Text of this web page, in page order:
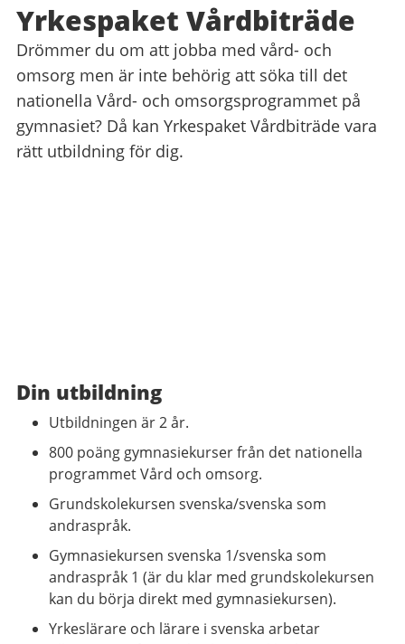
Yrkespaket Vårdbiträde
Drömmer du om att jobba med vård- och
omsorg men är inte behörig att söka till det
nationella Vård- och omsorgsprogrammet på
gymnasiet? Då kan Yrkespaket Vårdbiträde vara
rätt utbildning för dig.
Din utbildning
Utbildningen är 2 år.
800 poäng gymnasiekurser från det nationella
programmet Vård och omsorg.
Grundskolekursen svenska/svenska som
andraspråk.
Gymnasiekursen svenska 1/svenska som
andraspråk 1 (är du klar med grundskolekursen
kan du börja direkt med gymnasiekursen).
Yrkeslärare och lärare i svenska arbetar